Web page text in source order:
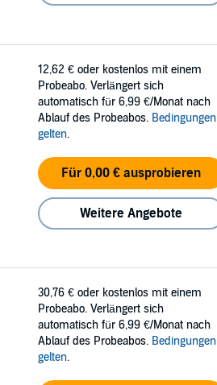
12,62 € oder kostenlos mit einem
Probeabo. Verlängert sich
automatisch für 6,99 €/Monat nach
Ablauf des Probeabos. Bedingungen
gelten.
Für 0,00 € ausprobieren
Weitere Angebote
30,76 € oder kostenlos mit einem
Probeabo. Verlängert sich
automatisch für 6,99 €/Monat nach
Ablauf des Probeabos. Bedingungen
gelten.